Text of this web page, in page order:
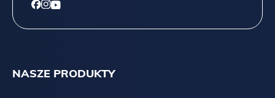
NASZE PRODUKTY